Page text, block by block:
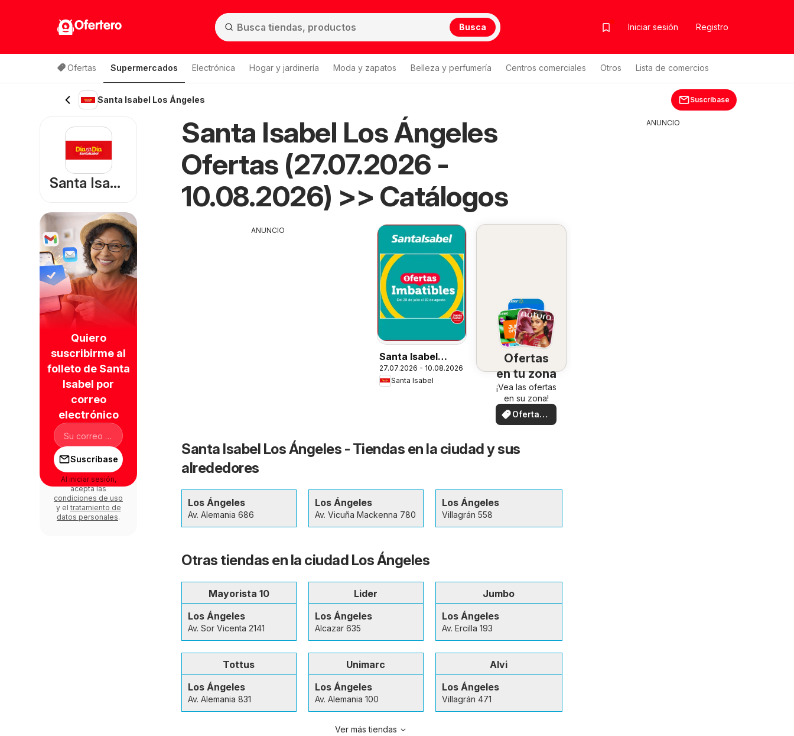
Ofertero Busca Iniciar sesión Registro
Ofertas Supermercados Electrónica Hogar y jardinería Moda y zapatos Belleza y perfumería Centros comerciales Otros Lista de comercios
Lista de productos
Santa Isabel Los Ángeles Suscríbase
Santa Isabel Los Ángeles
Ofertas (27.07.2026 -
10.08.2026) >> Catálogos
ANUNCIO
Santa Isabel
Ofertas
27.07.2026 - 10.08.2026
Santa Isabel
Ofertas
en tu zona
¡Vea las ofertas
en su zona!
Ofertas
locales
Santa Isabel Los Ángeles - Tiendas en la ciudad y sus
alrededores
Los Ángeles
Av. Alemania 686
Los Ángeles
Av. Vicuña Mackenna 780
Los Ángeles
Villagrán 558
Otras tiendas en la ciudad Los Ángeles
Mayorista 10
Los Ángeles
Av. Sor Vicenta 2141
Lider
Los Ángeles
Alcazar 635
Jumbo
Los Ángeles
Av. Ercilla 193
Tottus
Los Ángeles
Av. Alemania 831
Unimarc
Los Ángeles
Av. Alemania 100
Alvi
Los Ángeles
Villagrán 471
Ver más tiendas
Santa Isabel
Quiero
suscribirme al
folleto de Santa
Isabel por
correo
electrónico
Suscríbase
Al iniciar sesión,
acepta las
condiciones de uso
y el tratamiento de
datos personales.
ANUNCIO